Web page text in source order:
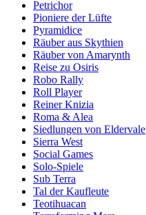
Petrichor
Pioniere der Lüfte
Pyramidice
Räuber aus Skythien
Räuber von Amarynth
Reise zu Osiris
Robo Rally
Roll Player
Reiner Knizia
Roma & Alea
Siedlungen von Eldervale
Sierra West
Social Games
Solo-Spiele
Sub Terra
Tal der Kaufleute
Teotihuacan